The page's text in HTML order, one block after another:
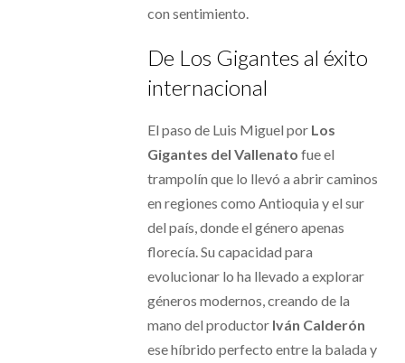
con sentimiento.
De Los Gigantes al éxito
internacional
El paso de Luis Miguel por Los
Gigantes del Vallenato fue el
trampolín que lo llevó a abrir caminos
en regiones como Antioquia y el sur
del país, donde el género apenas
florecía. Su capacidad para
evolucionar lo ha llevado a explorar
géneros modernos, creando de la
mano del productor Iván Calderón
ese híbrido perfecto entre la balada y